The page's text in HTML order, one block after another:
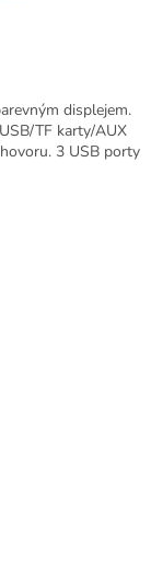
displejem.
TF karty/AUX
3 USB porty